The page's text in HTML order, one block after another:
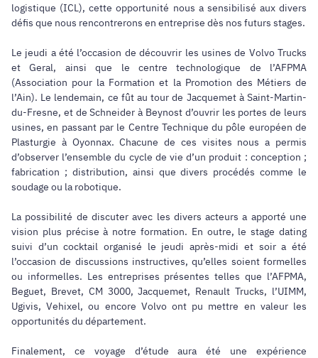
logistique (ICL), cette opportunité nous a sensibilisé aux divers
défis que nous rencontrerons en entreprise dès nos futurs stages.
Le jeudi a été l’occasion de découvrir les usines de Volvo Trucks
et Geral, ainsi que le centre technologique de l’AFPMA
(Association pour la Formation et la Promotion des Métiers de
l’Ain). Le lendemain, ce fût au tour de Jacquemet à Saint-Martin-
du-Fresne, et de Schneider à Beynost d’ouvrir les portes de leurs
usines, en passant par le Centre Technique du pôle européen de
Plasturgie à Oyonnax. Chacune de ces visites nous a permis
d’observer l’ensemble du cycle de vie d’un produit : conception ;
fabrication ; distribution, ainsi que divers procédés comme le
soudage ou la robotique.
La possibilité de discuter avec les divers acteurs a apporté une
vision plus précise à notre formation. En outre, le stage dating
suivi d’un cocktail organisé le jeudi après-midi et soir a été
l’occasion de discussions instructives, qu’elles soient formelles
ou informelles. Les entreprises présentes telles que l’AFPMA,
Beguet, Brevet, CM 3000, Jacquemet, Renault Trucks, l’UIMM,
Ugivis, Vehixel, ou encore Volvo ont pu mettre en valeur les
opportunités du département.
Finalement, ce voyage d’étude aura été une expérience